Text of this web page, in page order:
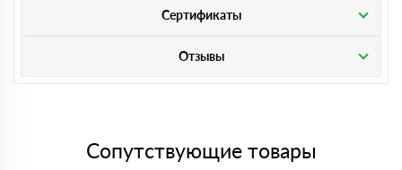
Сертификаты
Отзывы
Сопутствующие товары